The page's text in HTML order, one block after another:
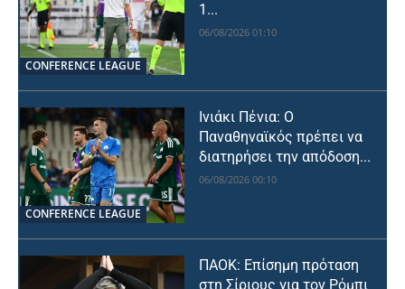
CONFERENCE LEAGUE
1...
06/08/2026 01:10
CONFERENCE LEAGUE
Ινιάκι Πένια: Ο
Παναθηναϊκός πρέπει να
διατηρήσει την απόδοση...
06/08/2026 00:10
ΠΑΟΚ: Επίσημη πρόταση
στη Σίριους για τον Ρόμπι